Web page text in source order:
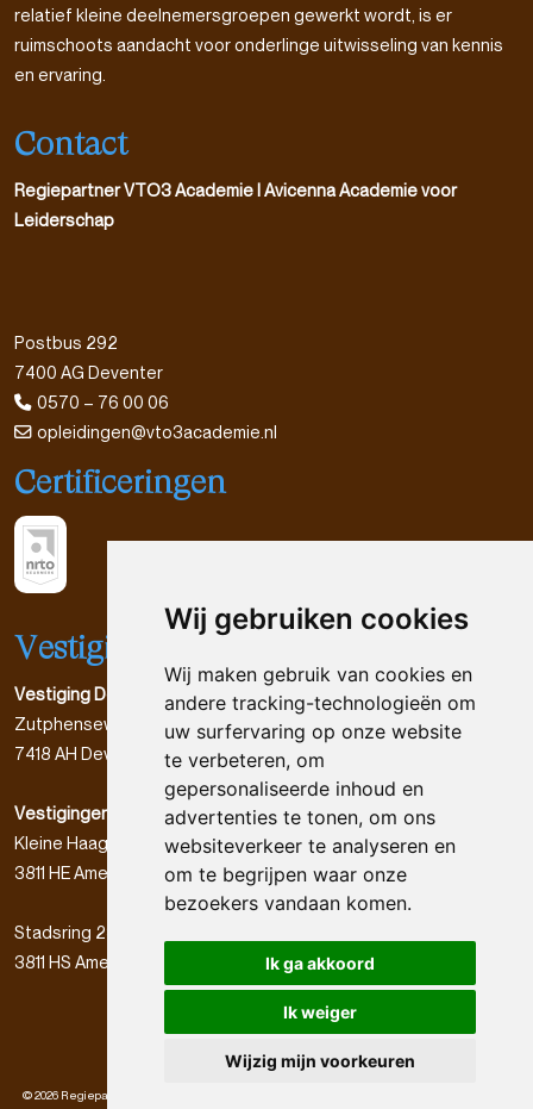
Wij gebruiken cookies
Wij maken gebruik van cookies en
andere tracking-technologieën om
uw surfervaring op onze website
te verbeteren, om
gepersonaliseerde inhoud en
advertenties te tonen, om ons
websiteverkeer te analyseren en
om te begrijpen waar onze
bezoekers vandaan komen.
Ik ga akkoord
Ik weiger
Wijzig mijn voorkeuren
relatief kleine deelnemersgroepen gewerkt wordt, is er
ruimschoots aandacht voor onderlinge uitwisseling van kennis
en ervaring.
Contact
Regiepartner VTO3 Academie l Avicenna Academie voor
Leiderschap
Postbus 292
7400 AG Deventer
0570 – 76 00 06
opleidingen@vto3academie.nl
Certificeringen
Vestigingen
Vestiging Deventer
Zutphenseweg 55
7418 AH Deventer
Vestigingen Amersfoort
Kleine Haag 19
3811 HE Amersfoort
Stadsring 236
3811 HS Amersfoort
© 2026 Regiepartner VTO3 Academie l Avicenna Academie voor Leiderschap